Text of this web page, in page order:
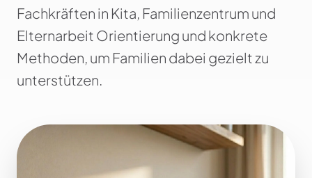
Fachkräften in Kita, Familienzentrum und
Elternarbeit Orientierung und konkrete
Methoden, um Familien dabei gezielt zu
unterstützen.